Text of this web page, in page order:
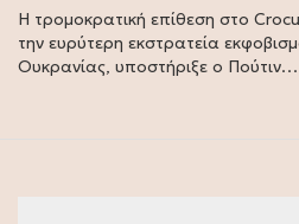
Η τρομοκρατική επίθεση στο
την ευρύτερη εκστρατεία
Ουκρανίας, υποστήριξε ο Πούτιν…